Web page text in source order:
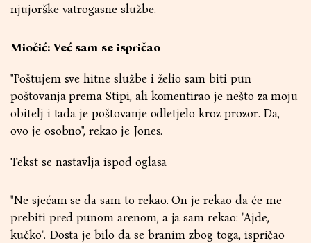
njujorške vatrogasne službe.
Miočić: Već sam se ispričao
"Poštujem sve hitne službe i želio sam biti pun
poštovanja prema Stipi, ali komentirao je nešto za moju
obitelj i tada je poštovanje odletjelo kroz prozor. Da,
ovo je osobno", rekao je Jones.
Tekst se nastavlja ispod oglasa
"Ne sjećam se da sam to rekao. On je rekao da će me
prebiti pred punom arenom, a ja sam rekao: "Ajde,
kučko". Dosta je bilo da se branim zbog toga, ispričao